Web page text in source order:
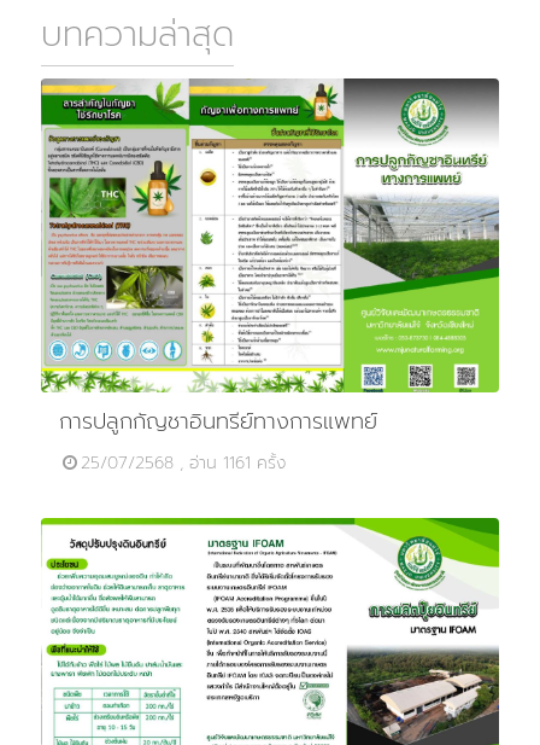
บทความล่าสุด
การปลูกกัญชาอินทรีย์ทางการแพทย์
25/07/2568 , อ่าน 1161 ครั้ง